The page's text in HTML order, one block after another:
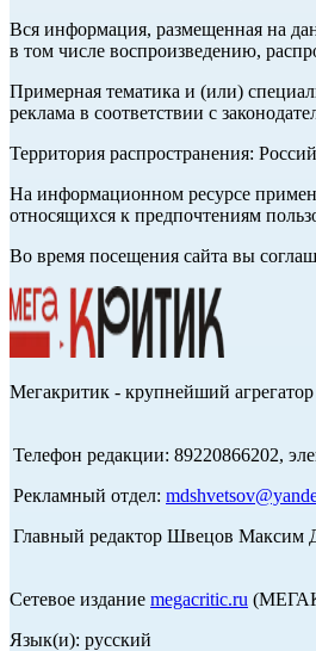
Вся информация, размещенная на
в том числе воспроизведению,
Примерная тематика и (или)
реклама в соответствии с
Территория распространения:
На информационном ресурсе
относящихся к предпочтениям
Во время посещения сайта вы
Мегакритик - крупнейший
Телефон редакции: 89220866202,
Рекламный отдел:
Главный редактор Швецов Максим
Сетевое издание megacritic.ru
Язык(и): русский